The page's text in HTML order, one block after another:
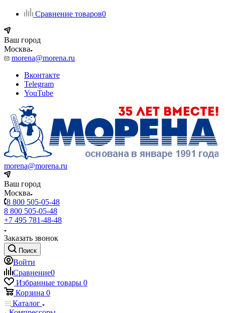
Сравнение товаров0
Ваш город
Москва
morena@morena.ru
Вконтакте
Telegram
YouTube
morena@morena.ru
Ваш город
Москва
8 800 505-05-48
8 800 505-05-48
+7 495 781-48-48
Заказать звонок
Поиск
Войти
Сравнение0
Избранные товары 0
Корзина 0
Каталог